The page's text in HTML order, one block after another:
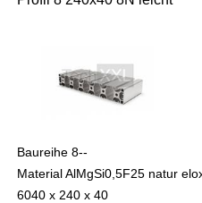
Baureihe 8--
Material AlMgSi0,5F25 natur
6040 x 240 x 40